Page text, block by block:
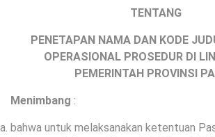
TENTANG
PENETAPAN NAMA DAN KODE
OPERASIONAL PROSEDUR DI
PEMERINTAH PROVINSI
Menimbang :
bahwa untuk melaksanakan ketentuan